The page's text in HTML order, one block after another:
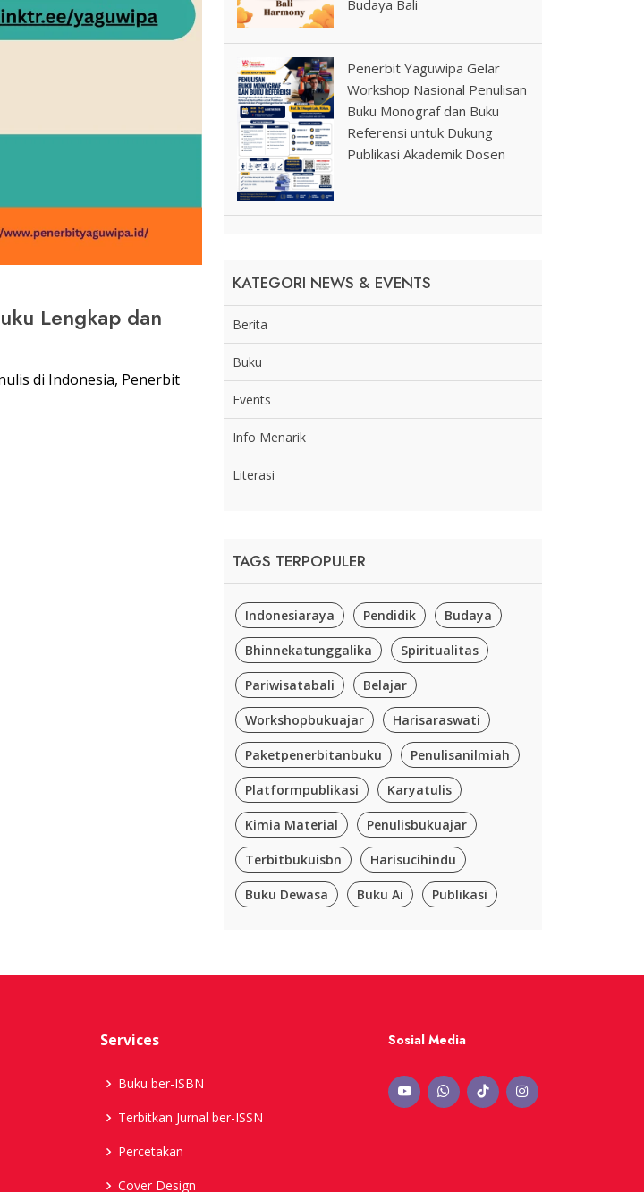
Lengkap dan
di Indonesia, Penerbit
Budaya Bali
Penerbit Yaguwipa Gelar
Workshop Nasional Penulisan
Buku Monograf dan Buku
Referensi untuk Dukung
Publikasi Akademik Dosen
KATEGORI NEWS & EVENTS
Berita
Buku
Events
Info Menarik
Literasi
TAGS TERPOPULER
Indonesiaraya Pendidik Budaya
Bhinnekatunggalika Spiritualitas
Pariwisatabali Belajar
Workshopbukuajar Harisaraswati
Paketpenerbitanbuku Penulisanilmiah
Platformpublikasi Karyatulis
Kimia Material Penulisbukuajar
Terbitbukuisbn Harisucihindu
Buku Dewasa Buku Ai Publikasi
Services
Buku ber-ISBN
Terbitkan Jurnal ber-ISSN
Percetakan
Cover Design
Sosial Media